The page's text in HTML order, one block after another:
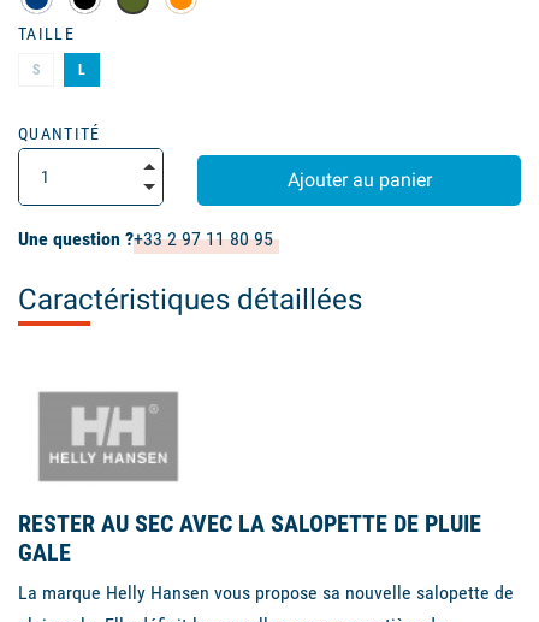
TAILLE
S L
QUANTITÉ
Ajouter au panier
Une question ?+33 2 97 11 80 95
Caractéristiques détaillées
RESTER AU SEC AVEC LA SALOPETTE DE PLUIE
GALE
La marque Helly Hansen vous propose sa nouvelle salopette de